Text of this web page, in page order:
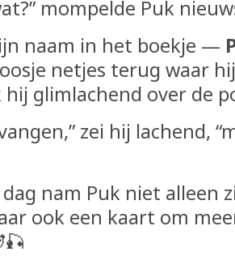
mompelde Puk
naam in het boekje —
netjes terug waar
hij glimlachend over de
zei hij lachend,
nam Puk niet alleen
ook een kaart om